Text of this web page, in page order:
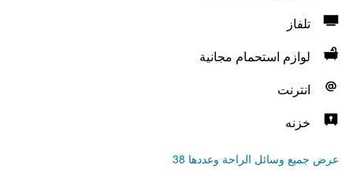
تلفاز
لوازم استحمام مجانية
انترنت
خزنه
عرض جميع وسائل الراحة وعددها 38